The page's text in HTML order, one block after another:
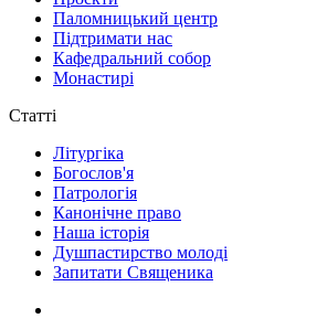
Паломницький центр
Підтримати нас
Кафедральний собор
Монастирі
Статті
Літургіка
Богослов'я
Патрологія
Канонічне право
Наша історія
Душпастирство молоді
Запитати Священика